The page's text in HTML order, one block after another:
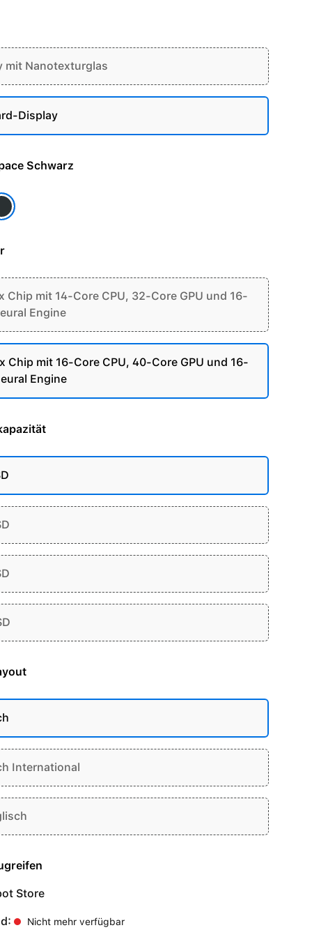
mit Nanotexturglas
Display
- Space Schwarz
Schwarz
Chip mit 14-Core CPU, 32-Core GPU und 16-
Engine
Chip mit 16-Core CPU, 40-Core GPU und 16-
Engine
International
Store
Nicht mehr verfügbar